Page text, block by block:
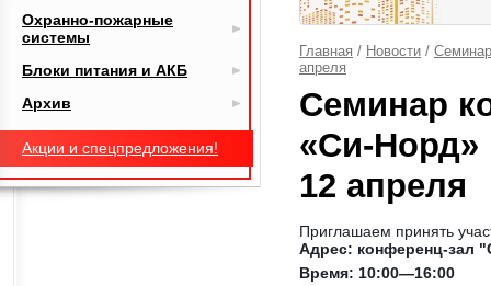
Главная / Новости /
апреля
Семинар
12 апреля
Приглашаем принять
Адрес: конференц‑зал
Время: 10:00—16:00
Охранно-пожарные
системы
Блоки питания и АКБ
Архив
Акции и спецпредложения!